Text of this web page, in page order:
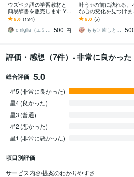
ウズベク語の学習教材と
簡易辞書を販売します Yo
uTubeのウズベク語講座の
学習をサポート！旅行に
も！
5.0 (134)
emiglia（エミリア） 500 円
叶う✨の前に訪れる、
な心の変化を見つけま
願いが叶わないのは、叶
える順番を知らなかった
だけ。
5.0 (5)
もも✨ 癒しときらめきのカウンセラー♡ 500
評価・感想（7件）- 非常に良かった
総合評価 5.0
星5 (非常に良かった)
星4 (良かった)
星3 (普通)
星2 (悪かった)
星1 (非常に悪かった)
項目別評価
サービス内容/提案のわかりやすさ